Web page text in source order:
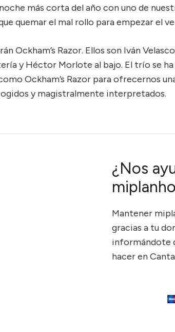
más corta del año con uno de
quemar el mal rollo para empezar el
Ockham’s Razor. Ellos son Iván
y Héctor Morlote al bajo. El trío se
Ockham’s Razor para ofrecernos
y magistralmente interpretados.
¿Nos
Mantener
gracias a tu
informándote
hacer en